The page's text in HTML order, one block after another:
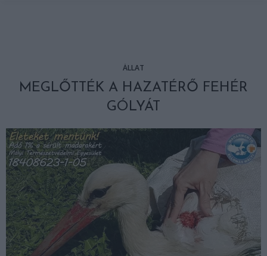
ÁLLAT
MEGLŐTTÉK A HAZATÉRŐ FEHÉR
GÓLYÁT